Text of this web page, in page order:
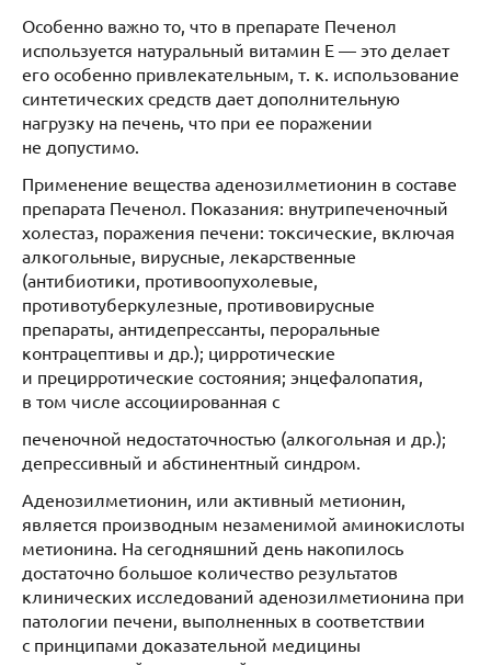
Особенно важно то, что в препарате Печенол
используется натуральный витамин Е — это делает
его особенно привлекательным, т. к. использование
синтетических средств дает дополнительную
нагрузку на печень, что при ее поражении
не допустимо.
Применение вещества аденозилметионин в составе
препарата Печенол. Показания: внутрипеченочный
холестаз, поражения печени: токсические, включая
алкогольные, вирусные, лекарственные
(антибиотики, противоопухолевые,
противотуберкулезные, противовирусные
препараты, антидепрессанты, пероральные
контрацептивы и др.); цирротические
и прецирротические состояния; энцефалопатия,
в том числе ассоциированная с
печеночной недостаточностью (алкогольная и др.);
депрессивный и абстинентный синдром.
Аденозилметионин, или активный метионин,
является производным незаменимой аминокислоты
метионина. На сегодняшний день накопилось
достаточно большое количество результатов
клинических исследований аденозилметионина при
патологии печени, выполненных в соответствии
с принципами доказательной медицины